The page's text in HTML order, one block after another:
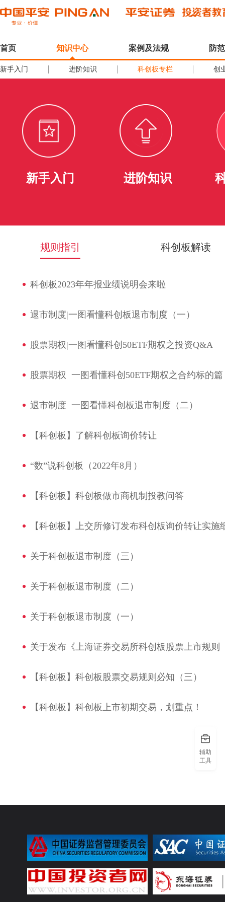
首页 知识中心
新手入门 进阶知识 科创板专栏 创
案例及法规 防
新手入门 进阶知识
规则指引 科创板解读
科创板2023年年报业绩说明会来啦
退市制度|一图看懂科创板退市制度（一）
股票期权|一图看懂科创50ETF期权之投资Q&A
股票期权 一图看懂科创50ETF期权之合约标的篇
退市制度 一图看懂科创板退市制度（二）
【科创板】了解科创板询价转让
“数”说科创板（2022年8月）
【科创板】科创板做市商机制投教问答
【科创板】上交所修订发布科创板询价转让实施
关于科创板退市制度（三）
关于科创板退市制度（二）
关于科创板退市制度（一）
关于发布《上海证券交易所科创板股票上市规则
【科创板】科创板股票交易规则必知（三）
【科创板】科创板上市初期交易，划重点！
辅助
工具